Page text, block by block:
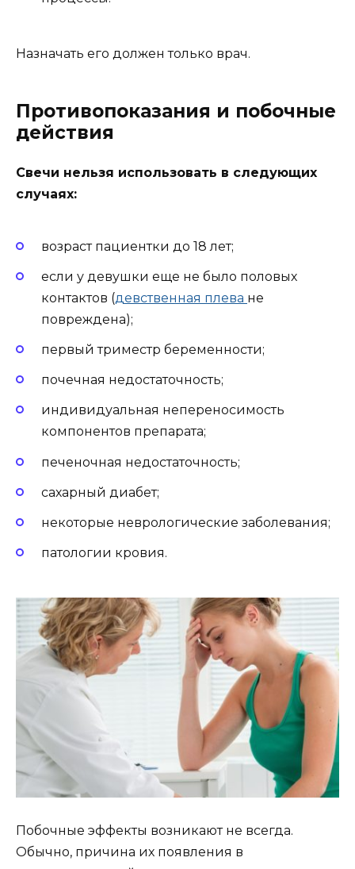
Назначать его должен только врач.
Противопоказания и побочные
действия
Свечи нельзя использовать в следующих
случаях:
возраст пациентки до 18 лет;
если у девушки еще не было половых
контактов (девственная плева не
повреждена);
первый триместр беременности;
почечная недостаточность;
индивидуальная непереносимость
компонентов препарата;
печеночная недостаточность;
сахарный диабет;
некоторые неврологические заболевания;
патологии кровия.
Побочные эффекты возникают не всегда.
Обычно, причина их появления в